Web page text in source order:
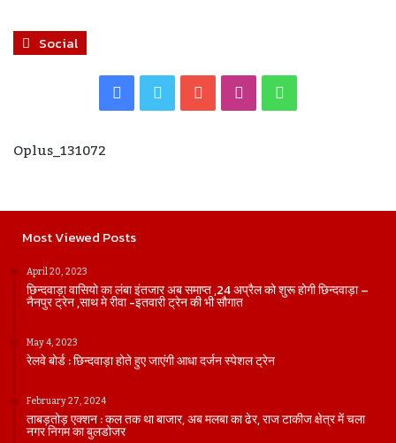
Social
Facebook
Twitter YouTubeInstagram
Oplus_131072
Most Viewed Posts
April 20, 2023
छिन्दवाड़ा वासियो का लंबा इंतजार अब समाप्त ,24 अप्रैल को शुरू होगी छिन्दवाड़ा –
नैनपुर ट्रेन ,साथ मे रीवा -इतवारी ट्रेन की भी सौगात
May 4, 2023
रेलवे बोर्ड : छिन्दवाड़ा होते हुए जाएंगी आधा दर्जन स्पेशल ट्रेन
February 27, 2024
ताबड़तोड़ एक्शन : कल तक था बाजार, अब मलबा का ढेर, राज टाकीज क्षेत्र में चला
नगर निगम का बुलडोजर